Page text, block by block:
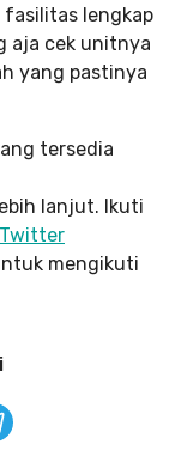
fasilitas lengkap
aja cek unitnya
yang pastinya
tersedia
lanjut. Ikuti
Twitter
mengikuti